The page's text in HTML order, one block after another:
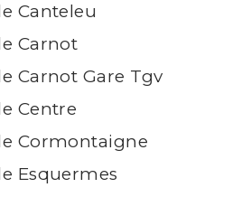
Canteleu
Carnot
Carnot Gare Tgv
Centre
Cormontaigne
Esquermes